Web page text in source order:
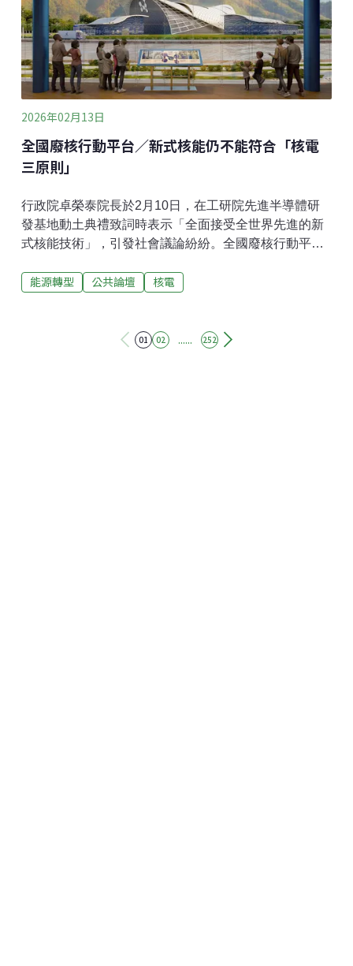
2026年02月13日
全國廢核行動平台／新式核能仍不能符合「核電
三原則」
行政院卓榮泰院長於2月10日，在工研院先進半導體研
發基地動土典禮致詞時表示「全面接受全世界先進的新
式核能技術」，引發社會議論紛紛。全國廢核行動平台
謹慎，行政院若僅因產業對穩定供電的期待，便對尚未
半導體產業是台灣經濟支柱，但能源政策不能只為回應
能源轉型 公共論壇 核電
01 02 ...... 252